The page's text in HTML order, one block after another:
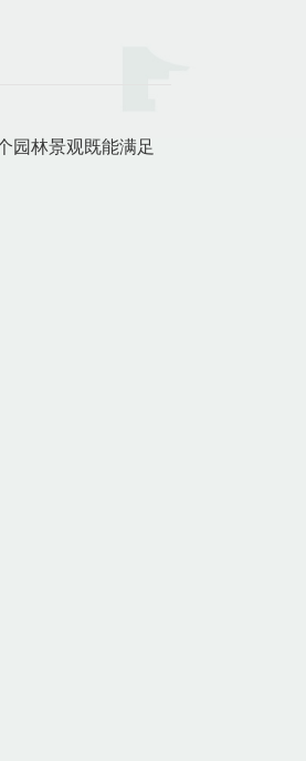
园林景观既能满足